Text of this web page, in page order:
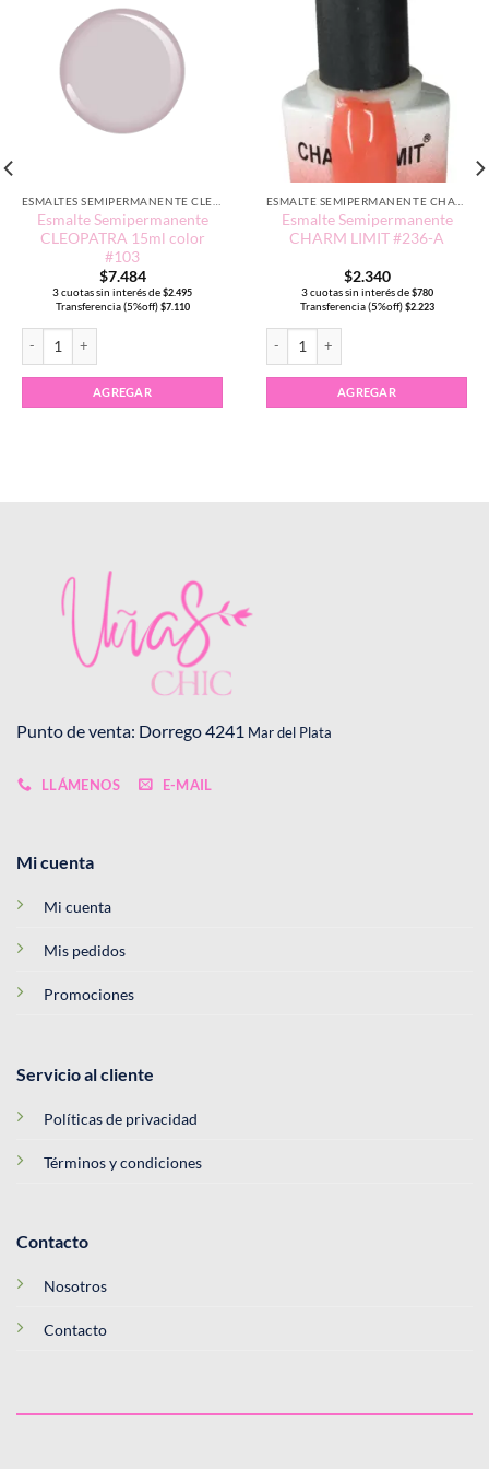
Esmalte Semipermanente
CLEOPATRA 15ml color
#103
$7.484
3 cuotas sin interés de $2.495
Transferencia (5%off) $7.110
AGREGAR
Esmalte Semipermanente
CHARM LIMIT #236-A
$2.340
3 cuotas sin interés de $780
Transferencia (5%off) $2.223
AGREGAR
Punto de venta: Dorrego 4241 Mar del Plata
LLÁMENOS E-MAIL
Mi cuenta
Mi cuenta
Mis pedidos
Promociones
Servicio al cliente
Políticas de privacidad
Términos y condiciones
Contacto
Nosotros
Contacto